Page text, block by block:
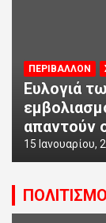
ΠΕΡΙΒΑΛΛΟΝ
Ευλογιά
απαντούν
15 Ιανουαρίου,